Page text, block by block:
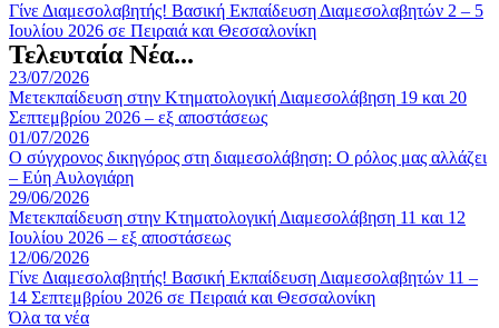
Γίνε Διαμεσολαβητής! Βασική Εκπαίδευση Διαμεσολαβητών 2 – 5
Ιουλίου 2026 σε Πειραιά και Θεσσαλονίκη
Τελευταία Νέα...
23/07/2026
Μετεκπαίδευση στην Κτηματολογική Διαμεσολάβηση 19 και 20
Σεπτεμβρίου 2026 – εξ αποστάσεως
01/07/2026
Ο σύγχρονος δικηγόρος στη διαμεσολάβηση: Ο ρόλος μας αλλάζει
– Εύη Αυλογιάρη
29/06/2026
Μετεκπαίδευση στην Κτηματολογική Διαμεσολάβηση 11 και 12
Ιουλίου 2026 – εξ αποστάσεως
12/06/2026
Γίνε Διαμεσολαβητής! Βασική Εκπαίδευση Διαμεσολαβητών 11 –
14 Σεπτεμβρίου 2026 σε Πειραιά και Θεσσαλονίκη
Όλα τα νέα